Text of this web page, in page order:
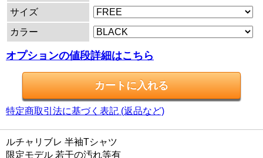
サイズ
カラー
オプションの値段詳細はこちら
特定商取引法に基づく表記 (返品など)
ルチャリブレ 半袖Tシャツ
限定モデル 若干の汚れ等有